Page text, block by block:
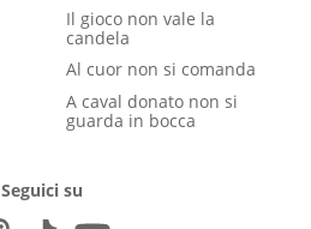
Il gioco non vale la
candela
Al cuor non si comanda
A caval donato non si
guarda in bocca
Seguici su